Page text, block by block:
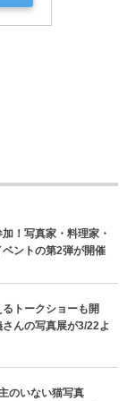
！写真家・料理家・
ントの第2弾が開催
トークショーも開
んの写真展が3/22よ
のいない猫写真